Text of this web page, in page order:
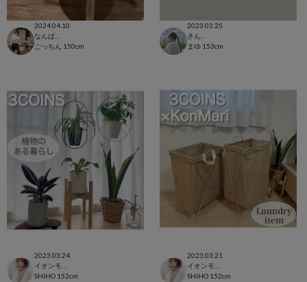
2024.04.10
ごっちん 150cm
2023.03.25
まゆ 153cm
2023.03.24
SHIHO 152cm
2023.03.21
SHIHO 152cm